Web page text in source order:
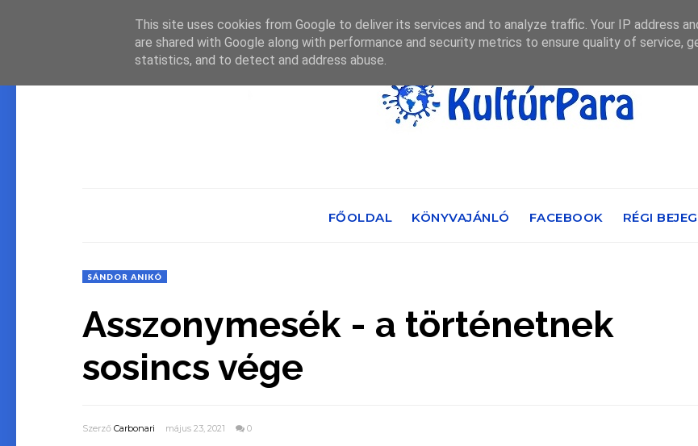
FŐOLDAL KÖNYVAJÁNLÓ FACEBOOK RÉGI
SÁNDOR ANIKÓ
Asszonymesék - a történetnek
sosincs vége
Szerző Carbonari május 23, 2021 0
This site uses cookies from Google to deliver its services and to analyze traffic. Your IP address
are shared with Google along with performance and security metrics to ensure quality of service,
statistics, and to detect and address abuse.